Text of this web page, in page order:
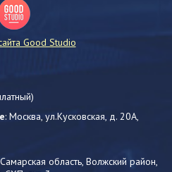
Good Studio
: Москва, ул.Кусковская, д. 20А,
Самарская область, Волжский район,